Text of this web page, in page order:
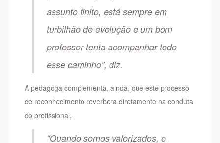
assunto finito, está sempre em
turbilhão de evolução e um bom
professor tenta acompanhar todo
esse caminho”, diz.
A pedagoga complementa, ainda, que este processo
de reconhecimento reverbera diretamente na conduta
do profissional.
“Quando somos valorizados, o